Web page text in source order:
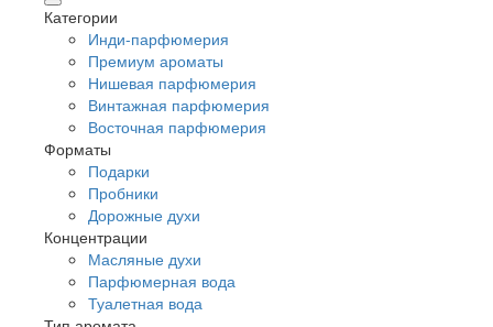
Категории
Инди-парфюмерия
Премиум ароматы
Нишевая парфюмерия
Винтажная парфюмерия
Восточная парфюмерия
Форматы
Подарки
Пробники
Дорожные духи
Концентрации
Масляные духи
Парфюмерная вода
Туалетная вода